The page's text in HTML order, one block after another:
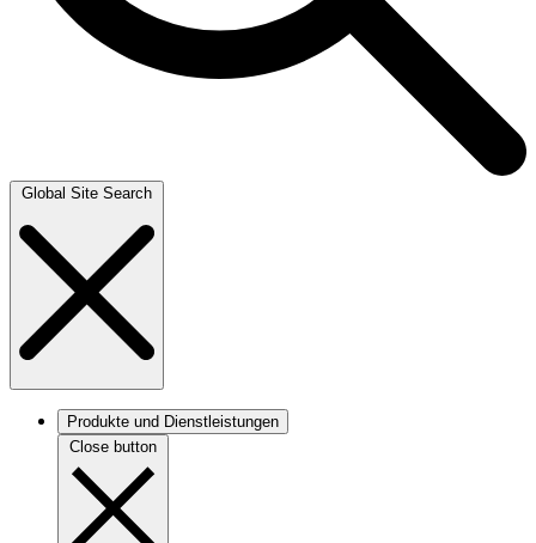
Global Site Search
Produkte und Dienstleistungen
Close button